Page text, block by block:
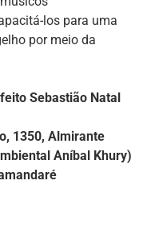
los para uma
por meio da
Sebastião Natal
1350, Almirante
Aníbal Khury)